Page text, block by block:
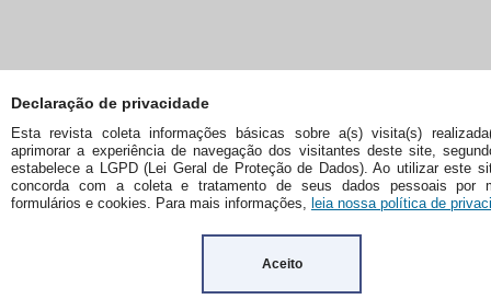
Declaração de privacidade
Esta revista coleta informações básicas sobre a(s) visita(s)
aprimorar a experiência de navegação dos visitantes deste site,
estabelece a LGPD (Lei Geral de Proteção de Dados). Ao utilizar este
concorda com a coleta e tratamento de seus dados pessoais por
formulários e cookies. Para mais informações, leia nossa política de
Aceito